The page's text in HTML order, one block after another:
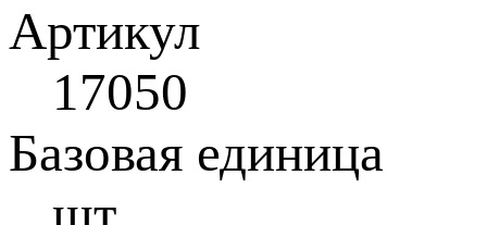
Артикул
17050
Базовая единица